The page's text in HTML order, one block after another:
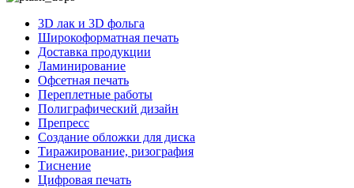
3D лак и 3D фольга
Широкоформатная печать
Доставка продукции
Ламинирование
Офсетная печать
Переплетные работы
Полиграфический дизайн
Препресс
Создание обложки для диска
Тиражирование, ризография
Тиснение
Цифровая печать